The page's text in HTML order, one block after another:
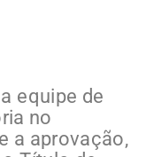
equipe de
no
a aprovação,